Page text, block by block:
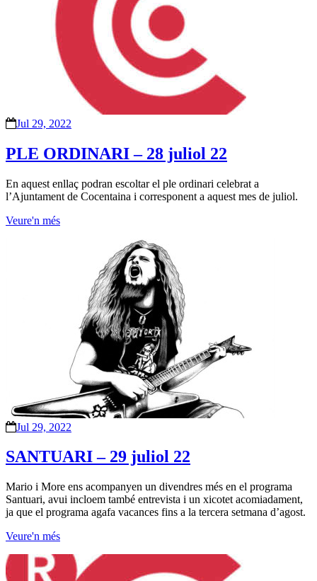
Jul 29, 2022
PLE ORDINARI – 28 juliol 22
En aquest enllaç podran escoltar el ple ordinari celebrat a
l’Ajuntament de Cocentaina i corresponent a aquest mes de juliol.
Veure'n més
Jul 29, 2022
SANTUARI – 29 juliol 22
Mario i More ens acompanyen un divendres més en el programa
Santuari, avui incloem també entrevista i un xicotet acomiadament,
ja que el programa agafa vacances fins a la tercera setmana d’agost.
Veure'n més